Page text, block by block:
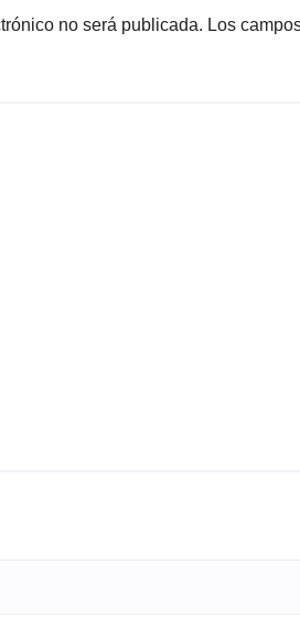
no será publicada. Los